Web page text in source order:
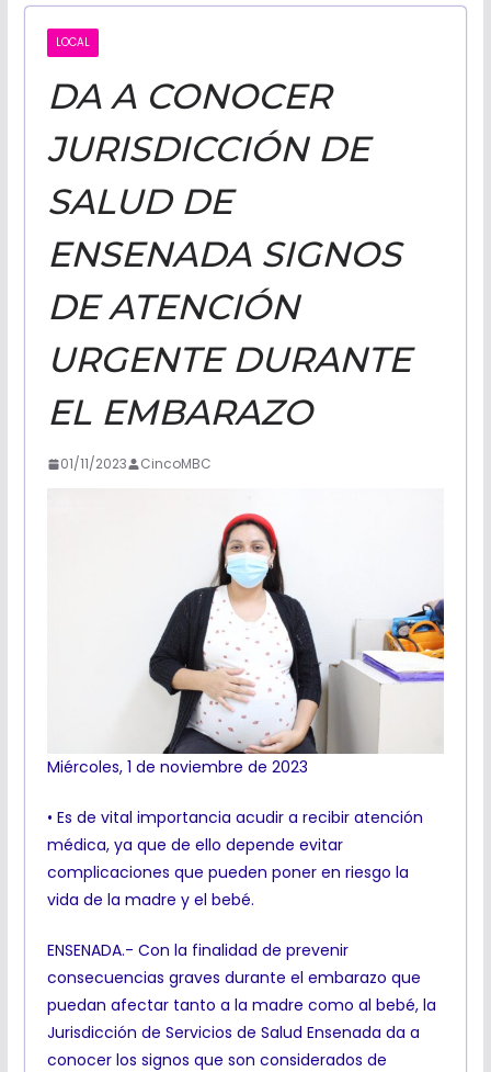
NOTICIAS
LOCAL
DA A CONOCER
JURISDICCIÓN DE
SALUD DE
ENSENADA SIGNOS
DE ATENCIÓN
URGENTE DURANTE
EL EMBARAZO
01/11/2023 CincoMBC
Miércoles, 1 de noviembre de 2023
• Es de vital importancia acudir a recibir atención
médica, ya que de ello depende evitar
complicaciones que pueden poner en riesgo la
vida de la madre y el bebé.
ENSENADA.- Con la finalidad de prevenir
consecuencias graves durante el embarazo que
puedan afectar tanto a la madre como al bebé, la
Jurisdicción de Servicios de Salud Ensenada da a
conocer los signos que son considerados de